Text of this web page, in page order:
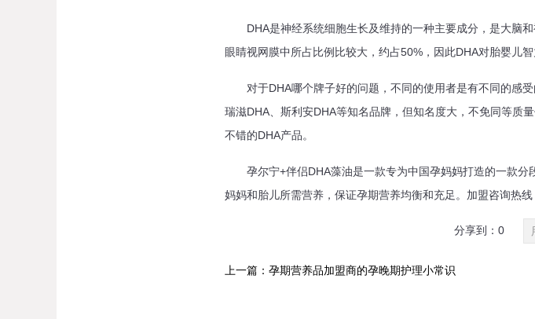
DHA是神经系统细胞生长及维持的一种主要成分，是大脑和
眼睛视网膜中所占比例比较大，约占50%，因此DHA对胎婴儿智
对于DHA哪个牌子好的问题，不同的使用者是有不同的感受
瑞滋DHA、斯利安DHA等知名品牌，但知名度大，不免同等质
不错的DHA产品。
孕尔宁+伴侣DHA藻油是一款专为中国孕妈妈打造的一款分
妈妈和胎儿所需营养，保证孕期营养均衡和充足。加盟咨询热
分享到： 0
上一篇：孕期营养品加盟商的孕晚期护理小常识